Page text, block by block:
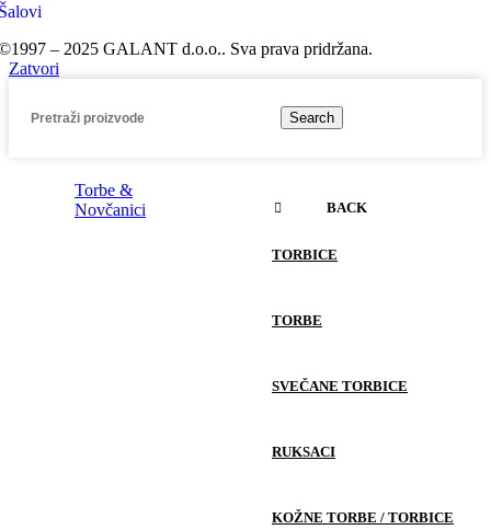
– 2025 GALANT d.o.o.. Sva prava pridržana.
Zatvori
Search
Torbe &
Novčanici
BACK
TORBICE
TORBE
SVEČANE TORBICE
RUKSACI
KOŽNE TORBE / TORBICE